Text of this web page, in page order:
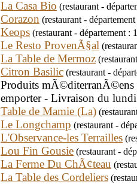
La Casa Bio (restaurant -
Corazon (restaurant -
Keops (restaurant - département
Le Resto ProvenÃ§al
La Table de Mermoz
Citron Basilic (restaurant -
Produits mÃ©diterranÃ©ens
emporter - Livraison du
Table de Mamie (La)
Le Longchamp (restaurant -
L'Observance-les Terrailles
Lou Fin Gousie (restaurant -
La Ferme Du ChÃ¢teau
La Table des Cordeliers